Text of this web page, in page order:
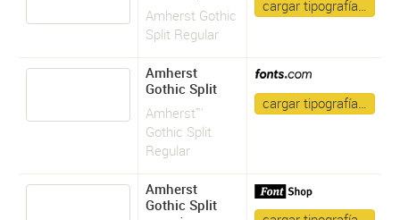
Amherst Gothic
Split Regular
cargar tipografía…
Amherst
Gothic Split
Amherst™
Gothic Split
Regular
cargar tipografía…
Amherst
Gothic Split